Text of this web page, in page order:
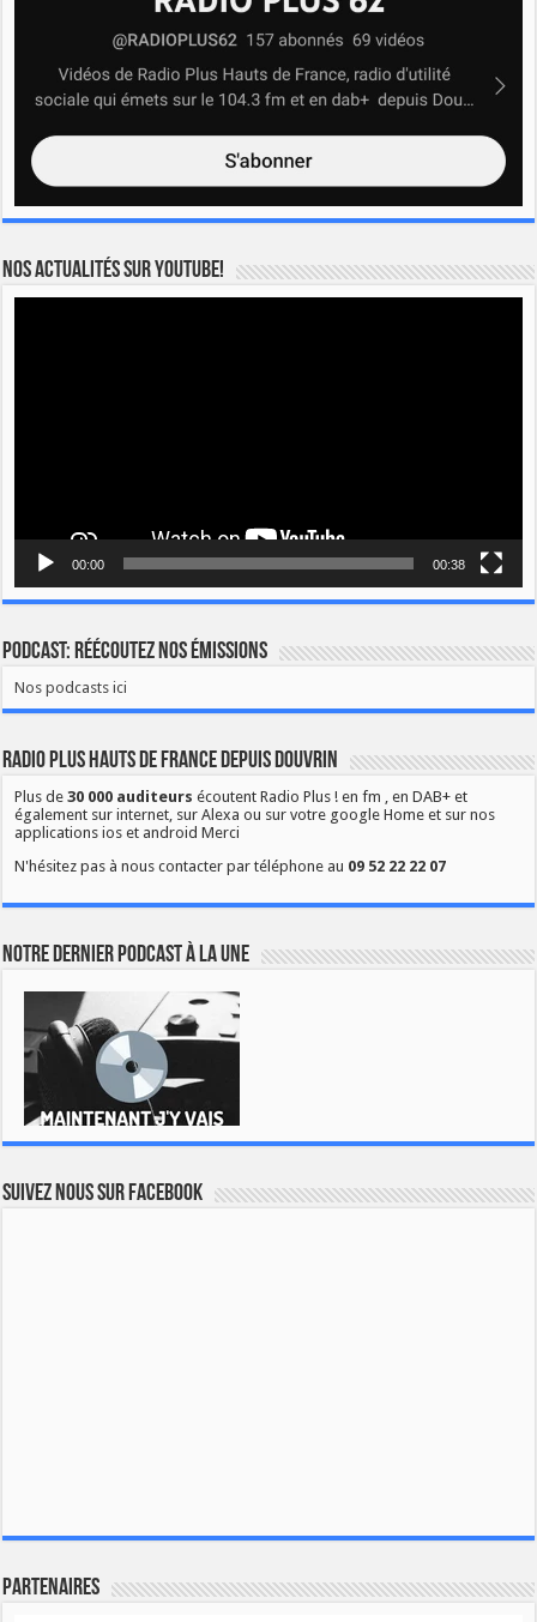
Nos actualités sur YOUTUBE!
00:00 00:38
Podcast: Réécoutez nos émissions
Nos podcasts ici
Radio Plus Hauts de France depuis Douvrin
Plus de30 000 auditeurs écoutent Radio Plus ! en fm , en DAB+ et
également sur internet, sur Alexa ou sur votre google Home et sur nos
applications ios et android Merci
N'hésitez pas à nous contacter par téléphone au 09 52 22 22 07
Notre dernier podcast à la une
Suivez nous sur Facebook
Partenaires